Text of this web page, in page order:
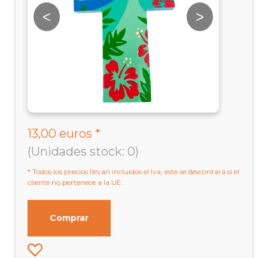
< >
13,00 euros *
(Unidades stock: 0)
* Todos los precios llevan incluidos el Iva, este se descontará si el
cliente no pertenece a la UE.
Comprar